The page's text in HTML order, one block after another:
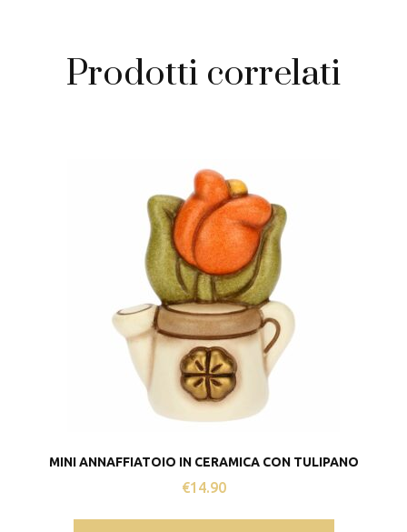
Prodotti correlati
MINI ANNAFFIATOIO IN CERAMICA CON TULIPANO
€14.90